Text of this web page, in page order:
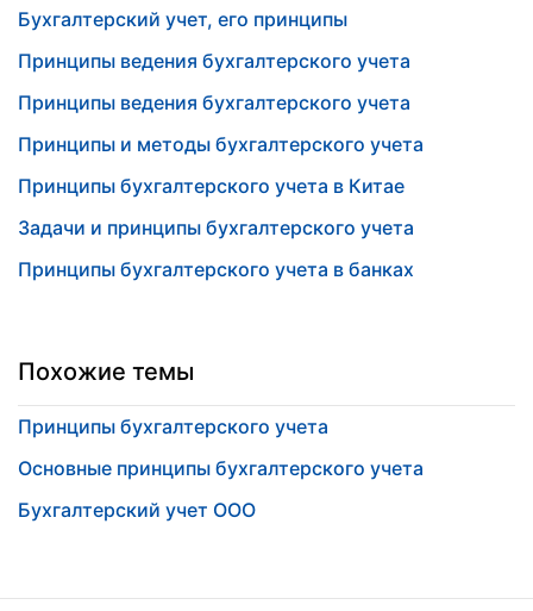
Бухгалтерский учет, его принципы
Принципы ведения бухгалтерского учета
Принципы ведения бухгалтерского учета
Принципы и методы бухгалтерского учета
Принципы бухгалтерского учета в Китае
Задачи и принципы бухгалтерского учета
Принципы бухгалтерского учета в банках
Похожие темы
Принципы бухгалтерского учета
Основные принципы бухгалтерского учета
Бухгалтерский учет ООО